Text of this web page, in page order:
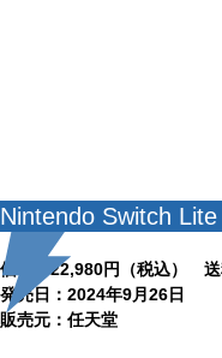
Nintendo Switch
価格：22,980円（税込）
発売日：2024年9月26日
販売元：任天堂